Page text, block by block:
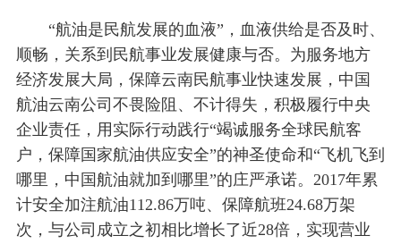
“航油是民航发展的血液”，血液供给是否及时、
顺畅，关系到民航事业发展健康与否。为服务地方
经济发展大局，保障云南民航事业快速发展，中国
航油云南公司不畏险阻、不计得失，积极履行中央
企业责任，用实际行动践行“竭诚服务全球民航客
户，保障国家航油供应安全”的神圣使命和“飞机飞到
哪里，中国航油就加到哪里”的庄严承诺。2017年累
计安全加注航油112.86万吨、保障航班24.68万架
次，与公司成立之初相比增长了近28倍，实现营业